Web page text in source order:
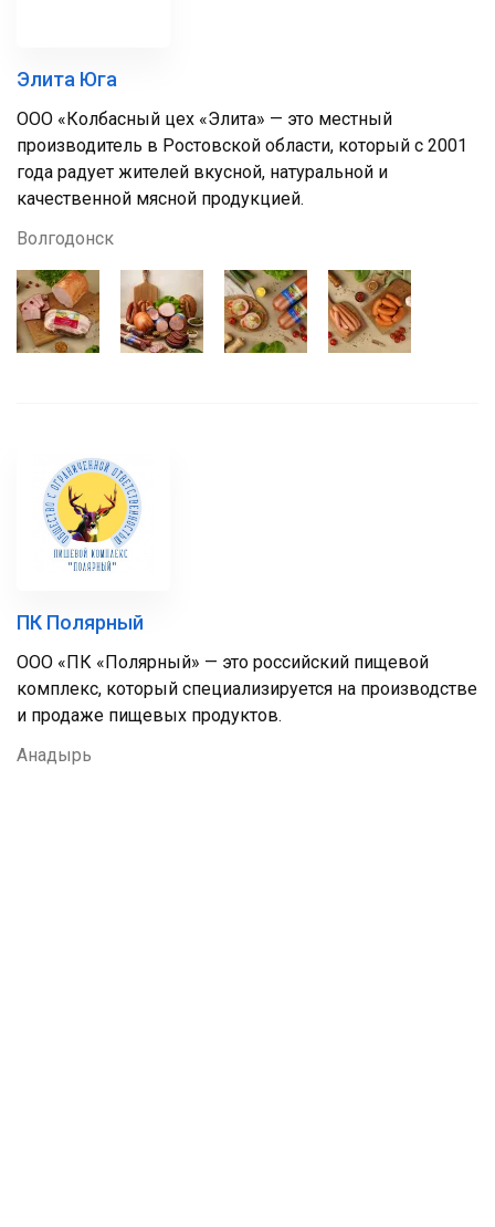
Элита Юга
ООО «Колбасный цех «Элита» — это местный
производитель в Ростовской области, который с 2001
года радует жителей вкусной, натуральной и
качественной мясной продукцией.
Волгодонск
ПК Полярный
ООО «ПК «Полярный» — это российский пищевой
комплекс, который специализируется на производстве
и продаже пищевых продуктов.
Анадырь